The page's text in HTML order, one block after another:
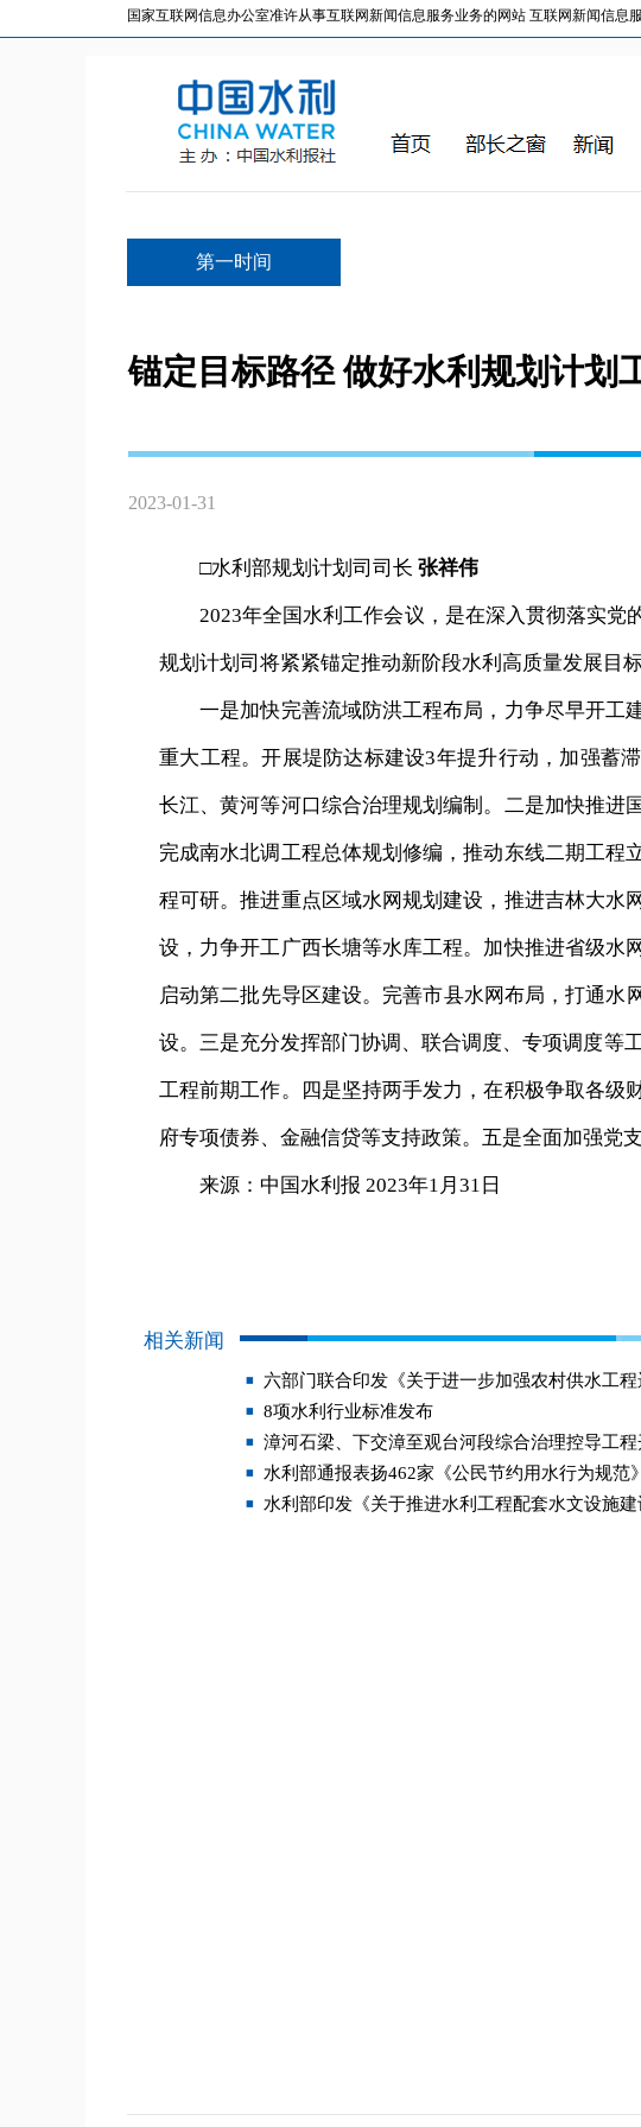
国家互联网信息办公室准许从事互联网新闻信息服务业务的网站 互联网新闻信息
第一时间
锚定目标路径 做好水利规划计划
2023-01-31
□水利部规划计划司司长 张祥伟
2023年全国水利工作会议，是在深入贯彻落实党
规划计划司将紧紧锚定推动新阶段水利高质量发展目
一是加快完善流域防洪工程布局，力争尽早开工
重大工程。开展堤防达标建设3年提升行动，加强蓄
长江、黄河等河口综合治理规划编制。二是加快推进
完成南水北调工程总体规划修编，推动东线二期工
程可研。推进重点区域水网规划建设，推进吉林大水
设，力争开工广西长塘等水库工程。加快推进省级水
启动第二批先导区建设。完善市县水网布局，打通水
设。三是充分发挥部门协调、联合调度、专项调度等
工程前期工作。四是坚持两手发力，在积极争取各级
府专项债券、金融信贷等支持政策。五是全面加强党
来源：中国水利报 2023年1月31日
相关新闻
六部门联合印发《关于进一步加强农村供水工程
8项水利行业标准发布
漳河石梁、下交漳至观台河段综合治理控导工
水利部通报表扬462家《公民节约用水行为规范
水利部印发《关于推进水利工程配套水文设施建